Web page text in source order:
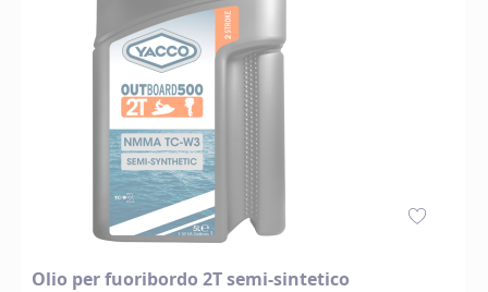
Olio per fuoribordo 2T semi-sintetico